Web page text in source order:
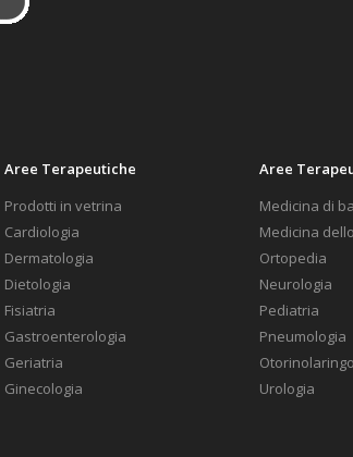
Aree Terapeutiche
Prodotti in vetrina
Cardiologia
Dermatologia
Dietologia
Fisiatria
Gastroenterologia
Geriatria
Ginecologia
Aree
Medicina di
Medicina
Ortopedia
Neurologia
Pediatria
Pneumologia
Urologia